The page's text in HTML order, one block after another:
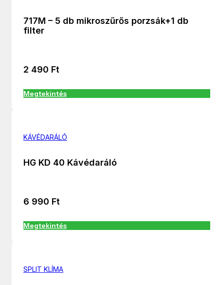
717M – 5 db mikroszűrős porzsák+1 db
filter
2 490 Ft
Megtekintés
KÁVÉDARÁLÓ
HG KD 40 Kávédaráló
6 990 Ft
Megtekintés
SPLIT KLÍMA